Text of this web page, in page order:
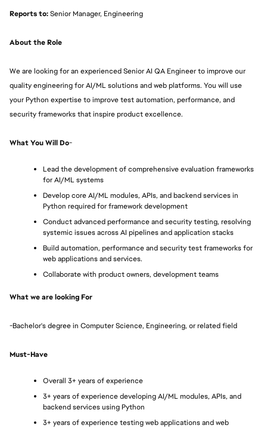
Reports to: Senior Manager, Engineering
About the Role
We are looking for an experienced Senior AI QA Engineer to improve our
quality engineering for AI/ML solutions and web platforms. You will use
your Python expertise to improve test automation, performance, and
security frameworks that inspire product excellence.
What You Will Do-
Lead the development of comprehensive evaluation frameworks
for AI/ML systems
Develop core AI/ML modules, APIs, and backend services in
Python required for framework development
Conduct advanced performance and security testing, resolving
systemic issues across AI pipelines and application stacks
Build automation, performance and security test frameworks for
web applications and services.
Collaborate with product owners, development teams
What we are looking For
-Bachelor's degree in Computer Science, Engineering, or related field
Must-Have
Overall 3+ years of experience
3+ years of experience developing AI/ML modules, APIs, and
backend services using Python
3+ years of experience testing web applications and web